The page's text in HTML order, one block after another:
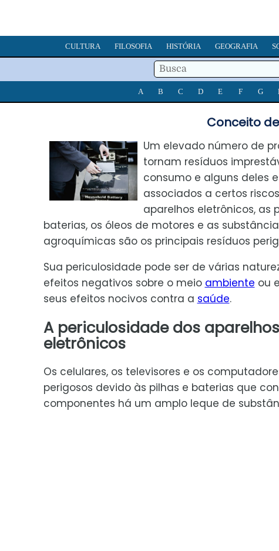
CULTURA FILOSOFIA HISTÓRIA GEOGRAFIA
A B C D E F G
Conceito
Um elevado número de
tornam resíduos
consumo e alguns deles
associados a certos
aparelhos eletrônicos, as
baterias, os óleos de motores e as
agroquímicas são os principais resíduos
Sua periculosidade pode ser de várias
efeitos negativos sobre o meio ambiente ou
seus efeitos nocivos contra a saúde.
A periculosidade dos aparelhos
eletrônicos
Os celulares, os televisores e os
perigosos devido às pilhas e baterias que
componentes há um amplo leque de